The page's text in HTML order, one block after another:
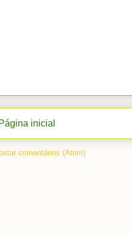
Página inicial
comentários (Atom)